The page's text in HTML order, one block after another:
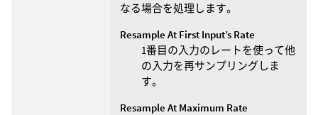
なる場合を処理します。
Resample At First Input’s Rate
1番目の入力のレートを使って他
の入力を再サンプリングしま
す。
Resample At Maximum Rate